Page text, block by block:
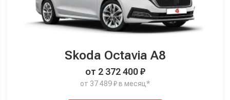
Skoda Octavia A8
от 2 372 400 ₽
от 37 489 ₽ в месяц*